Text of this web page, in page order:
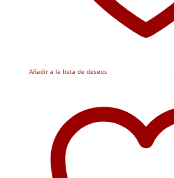
Añadir a la lista de deseos